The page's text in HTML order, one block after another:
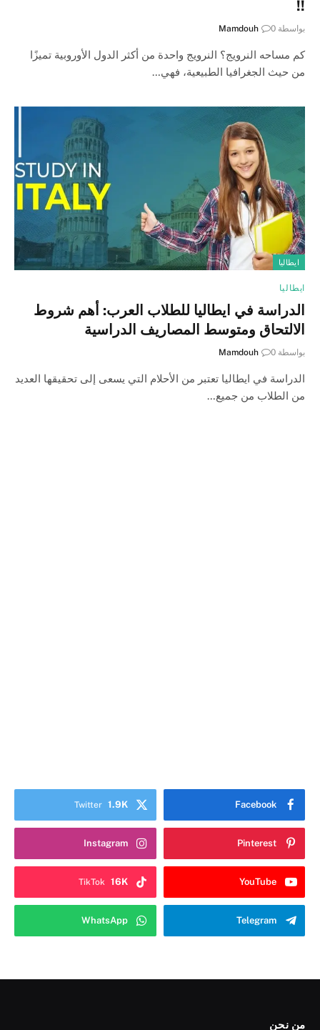
!!
بواسطة Mamdouh 0
كم مساحه النرويج؟ النرويج واحدة من أكثر الدول الأوروبية تميزًا
من حيث الجغرافيا الطبيعية، فهي…
ايطاليا
ايطاليا
الدراسة في ايطاليا للطلاب العرب: أهم شروط
الالتحاق ومتوسط المصاريف الدراسية
بواسطة Mamdouh 0
الدراسة في ايطاليا تعتبر من الأحلام التي يسعى إلى تحقيقها العديد
من الطلاب من جميع…
Facebook
Twitter 1.9K
Pinterest
Instagram
YouTube
TikTok 16K
Telegram
WhatsApp
من نحن